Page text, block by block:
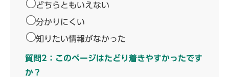
どちらともいえない
分かりにくい
知りたい情報がなかった
質問2：このページはたどり着きやすかったです
か？